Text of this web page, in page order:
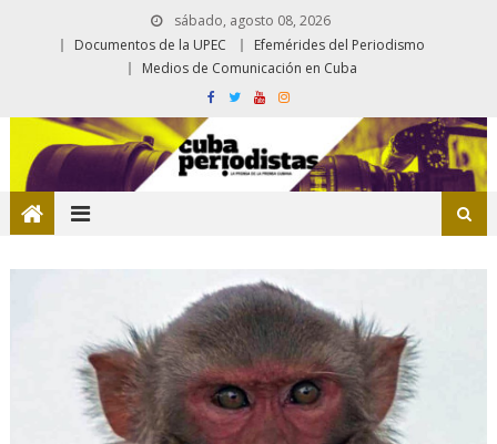
sábado, agosto 08, 2026
Documentos de la UPEC
Efemérides del Periodismo
Medios de Comunicación en Cuba